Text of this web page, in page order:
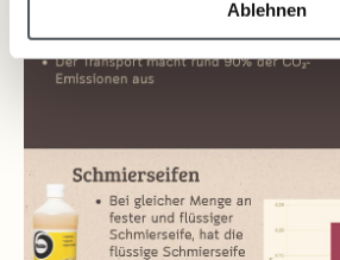
Ablehnen